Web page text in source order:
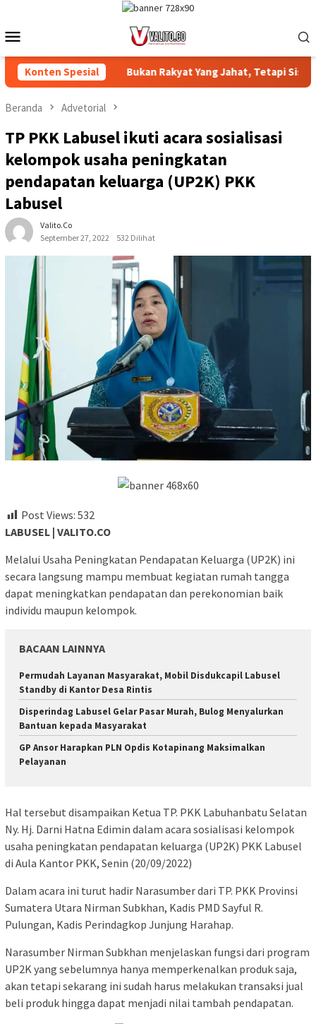
konten
Mobile
Konten Spesial Bukan Rakyat Yang Jahat, Tetapi Sistem
Beranda Advetorial
TP PKK Labusel ikuti acara sosialisasi
kelompok usaha peningkatan
pendapatan keluarga (UP2K) PKK
Labusel
Valito.co
September 27, 2022
532 Dilihat
Post Views: 532
LABUSEL | VALITO.CO
Melalui Usaha Peningkatan Pendapatan Keluarga (UP2K) ini
secara langsung mampu membuat kegiatan rumah tangga
dapat meningkatkan pendapatan dan perekonomian baik
individu maupun kelompok.
BACAAN LAINNYA
Permudah Layanan Masyarakat, Mobil Disdukcapil Labusel
Standby di Kantor Desa Rintis
Disperindag Labusel Gelar Pasar Murah, Bulog Menyalurkan
Bantuan kepada Masyarakat
GP Ansor Harapkan PLN Opdis Kotapinang Maksimalkan
Pelayanan
Hal tersebut disampaikan Ketua TP. PKK Labuhanbatu Selatan
Ny. Hj. Darni Hatna Edimin dalam acara sosialisasi kelompok
usaha peningkatan pendapatan keluarga (UP2K) PKK Labusel
di Aula Kantor PKK, Senin (20/09/2022)
Dalam acara ini turut hadir Narasumber dari TP. PKK Provinsi
Sumatera Utara Nirman Subkhan, Kadis PMD Sayful R.
Pulungan, Kadis Perindagkop Junjung Harahap.
Narasumber Nirman Subkhan menjelaskan fungsi dari program
UP2K yang sebelumnya hanya memperkenalkan produk saja,
akan tetapi sekarang ini sudah harus melakukan transaksi jual
beli produk hingga dapat menjadi nilai tambah pendapatan.